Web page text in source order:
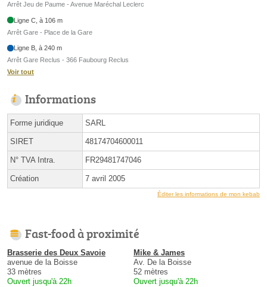
Arrêt Jeu de Paume - Avenue Maréchal Leclerc
Ligne C, à 106 m
Arrêt Gare - Place de la Gare
Ligne B, à 240 m
Arrêt Gare Reclus - 366 Faubourg Reclus
Voir tout
Informations
Forme juridique SARL
SIRET 48174704600011
N° TVA Intra. FR29481747046
Création 7 avril 2005
Éditer les informations de mon kebab
Fast-food à proximité
Brasserie des Deux Savoie
avenue de la Boisse
33 mètres
Ouvert jusqu'à 22h
Mike & James
Av. De la Boisse
52 mètres
Ouvert jusqu'à 22h